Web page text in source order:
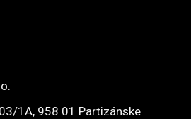
1A, 958 01 Partizánske